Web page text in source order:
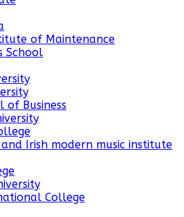
of Maintenance
School
of Business
and Irish modern music institute
College